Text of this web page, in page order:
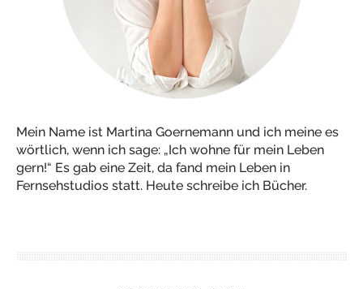
Mein Name ist Martina Goernemann und ich meine es
wörtlich, wenn ich sage: „Ich wohne für mein Leben
gern!“ Es gab eine Zeit, da fand mein Leben in
Fernsehstudios statt. Heute schreibe ich Bücher.